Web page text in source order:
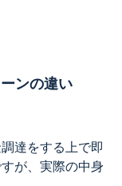
ンの違い
達をする上で即
が、実際の中身